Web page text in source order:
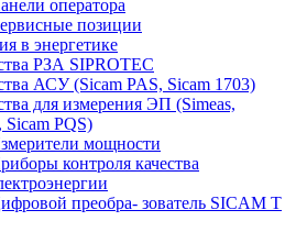
оператора
позиции
в энергетике
РЗА SIPROTEC
АСУ (Sicam PAS, Sicam 1703)
для измерения ЭП (Simeas,
Sicam PQS)
мощности
контроля качества
преобра- зователь SICAM T